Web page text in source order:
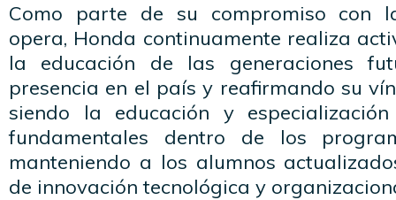
Como parte de su compromiso con
opera, Honda continuamente realiza
la educación de las generaciones
presencia en el país y reafirmando su
siendo la educación y
fundamentales dentro de los
manteniendo a los alumnos
de innovación tecnológica y